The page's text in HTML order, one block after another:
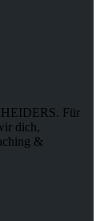
Für
dich,
&